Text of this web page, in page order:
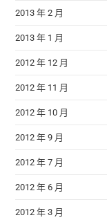
2013 年 2 月
2013 年 1 月
2012 年 12 月
2012 年 11 月
2012 年 10 月
2012 年 9 月
2012 年 7 月
2012 年 6 月
2012 年 3 月